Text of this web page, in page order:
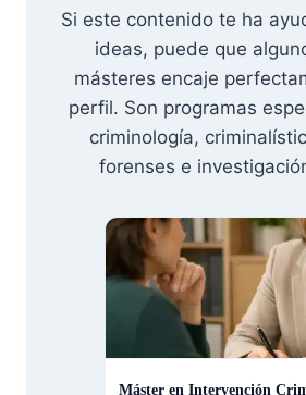
Si este contenido te ha
ideas, puede que
másteres encaje
perfil. Son programas
criminología,
forenses e
Máster en Intervención